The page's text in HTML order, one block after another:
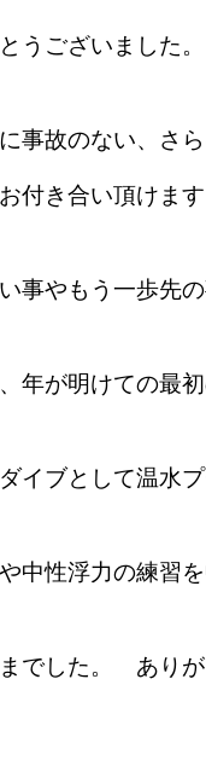
うございました。
事故のない、さ
付き合い頂けま
事やもう一歩先
年が明けての最
イブとして温水プ
中性浮力の練習
でした。 ありが